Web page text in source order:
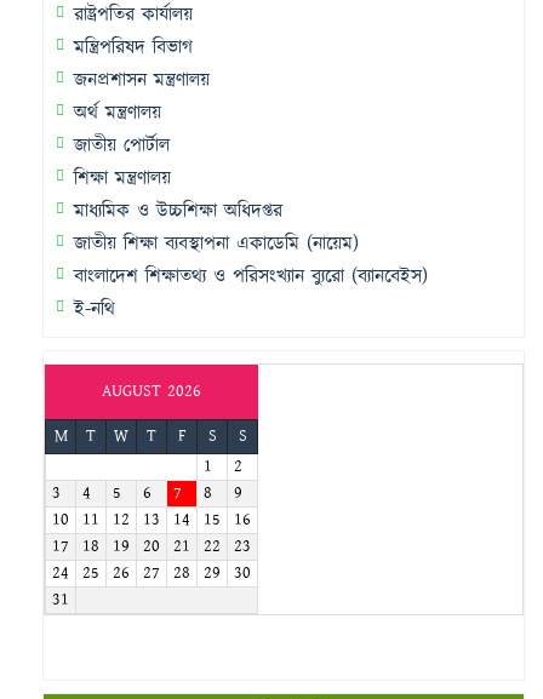
রাষ্ট্রপতির কার্যালয়
মন্ত্রিপরিষদ বিভাগ
জনপ্রশাসন মন্ত্রণালয়
অর্থ মন্ত্রণালয়
জাতীয় পোর্টাল
শিক্ষা মন্ত্রণালয়
মাধ্যমিক ও উচ্চশিক্ষা অধিদপ্তর
জাতীয় শিক্ষা ব্যবস্থাপনা একাডেমি (নায়েম)
বাংলাদেশ শিক্ষাতথ্য ও পরিসংখ্যান ব্যুরো (ব্যানবেইস)
ই-নথি
AUGUST 2026
M
T W T F S
S
1
2
3
4 5 6 7 8
9
10
11 12 13 14 15
16
17
18 19 20 21 22 23
24 25 26 27 28 29 30
31